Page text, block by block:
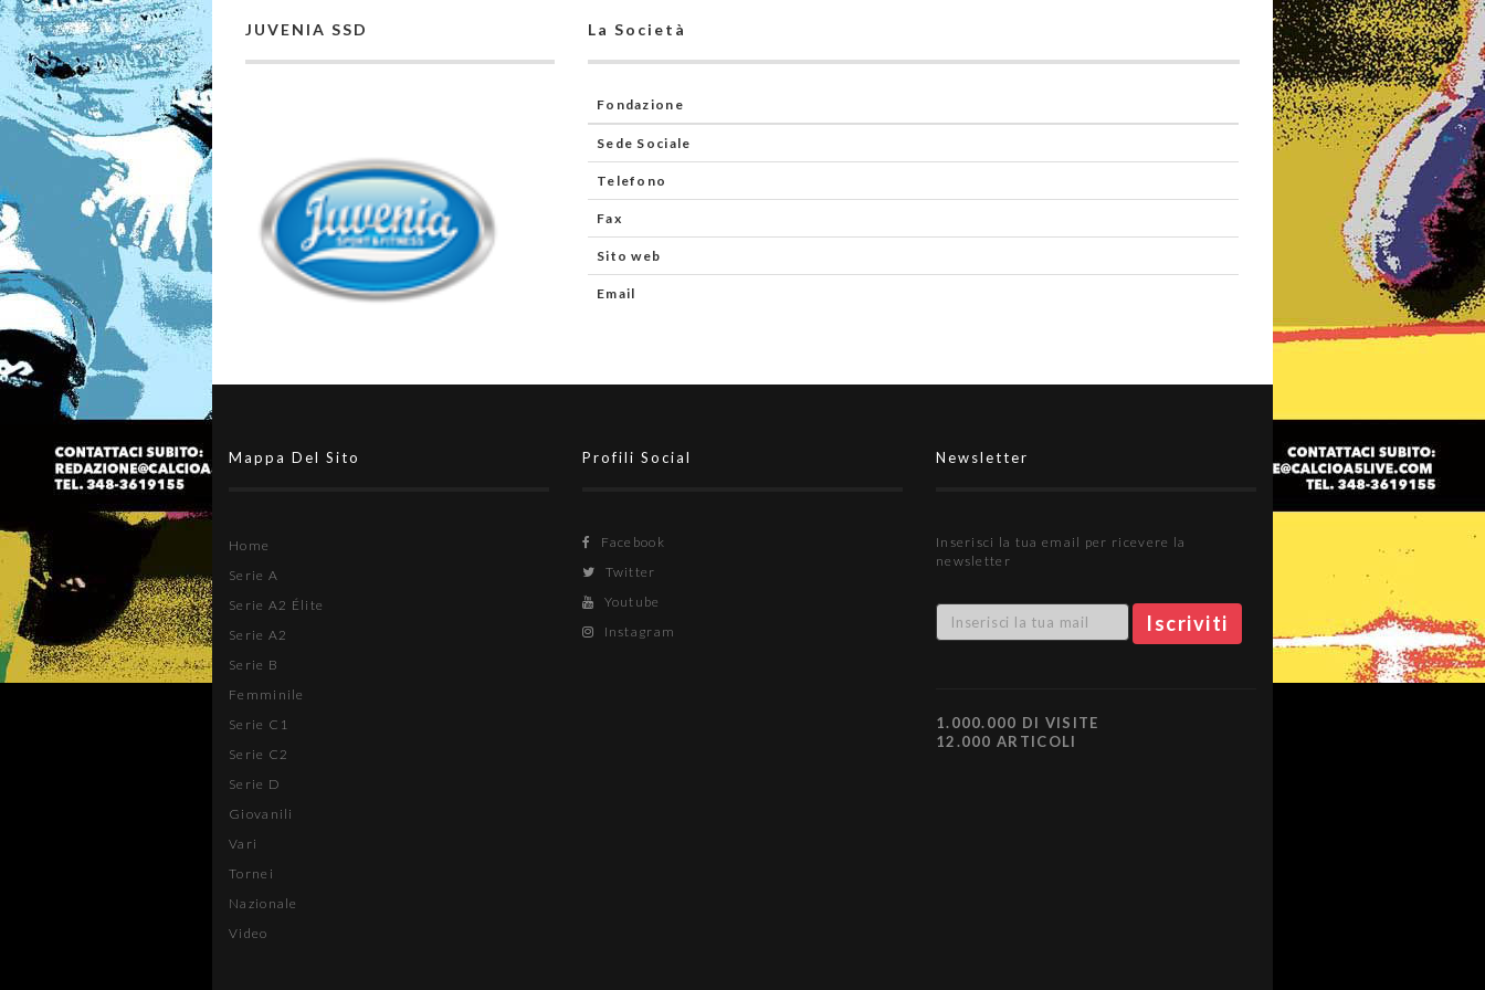
JUVENIA SSD La Società
Fondazione
Sede Sociale
Telefono
Fax
Sito web
Email
Mappa Del Sito
Home
Serie A
Serie A2 Élite
Serie A2
Serie B
Femminile
Serie C1
Serie C2
Serie D
Giovanili
Vari
Tornei
Nazionale
Video
Profili Social
Facebook
Twitter
Youtube
Instagram
Newsletter
Inserisci la tua email per ricevere la
newsletter
1.000.000 DI VISITE
12.000 ARTICOLI